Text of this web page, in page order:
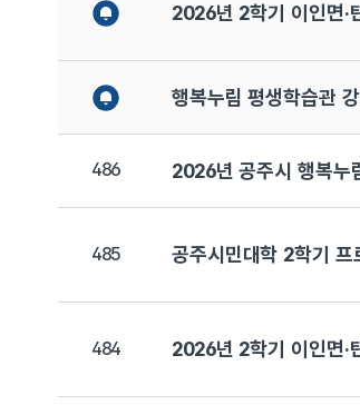
2026년 2학기 이인면·
행복누림 평생학습관
486 2026년 공주시 행복누
485 공주시민대학 2학기 프
484 2026년 2학기 이인면·